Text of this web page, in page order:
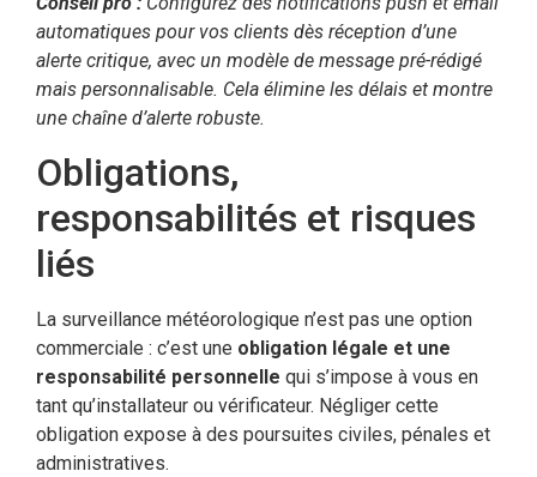
automatiques pour vos clients dès réception d’une
alerte critique, avec un modèle de message pré-rédigé
mais personnalisable. Cela élimine les délais et montre
une chaîne d’alerte robuste.
Obligations,
responsabilités et risques
liés
La surveillance météorologique n’est pas une option
commerciale : c’est une obligation légale et une
responsabilité personnelle qui s’impose à vous en
tant qu’installateur ou vérificateur. Négliger cette
obligation expose à des poursuites civiles, pénales et
administratives.